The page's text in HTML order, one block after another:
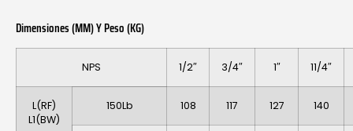
Dimensiones (MM) Y Peso (KG)
NPS 1/2″ 3/4″ 1″ 11/4″
L(RF)
L1(BW)
150Lb 108 117 127 140